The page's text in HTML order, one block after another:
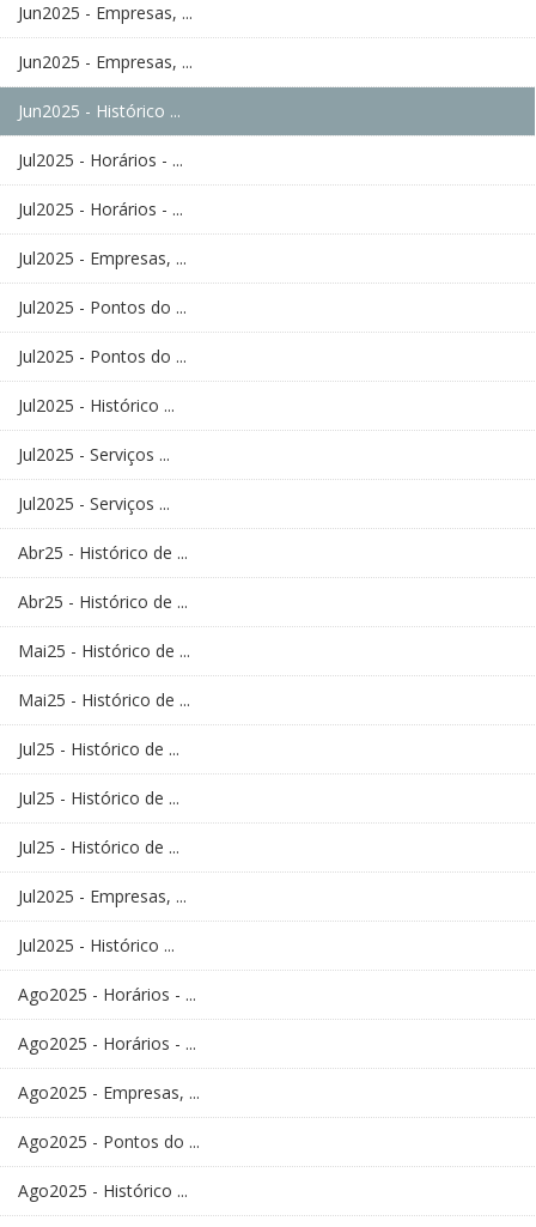
Jun2025 - Empresas, ...
Jun2025 - Empresas, ...
Jun2025 - Histórico ...
Jul2025 - Horários - ...
Jul2025 - Horários - ...
Jul2025 - Empresas, ...
Jul2025 - Pontos do ...
Jul2025 - Pontos do ...
Jul2025 - Histórico ...
Jul2025 - Serviços ...
Jul2025 - Serviços ...
Abr25 - Histórico de ...
Abr25 - Histórico de ...
Mai25 - Histórico de ...
Mai25 - Histórico de ...
Jul25 - Histórico de ...
Jul25 - Histórico de ...
Jul25 - Histórico de ...
Jul2025 - Empresas, ...
Jul2025 - Histórico ...
Ago2025 - Horários - ...
Ago2025 - Horários - ...
Ago2025 - Empresas, ...
Ago2025 - Pontos do ...
Ago2025 - Histórico ...